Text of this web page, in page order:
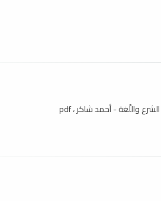
الشرع واللّغة - أحمد شاكر ، pdf